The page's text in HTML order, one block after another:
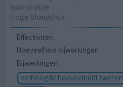
barnidipine
Hoge bloeddruk
Effectiviteit
Hoeveelheid bijwerkingen
Bijwerkingen
verhoogde hoeveelheid zweten